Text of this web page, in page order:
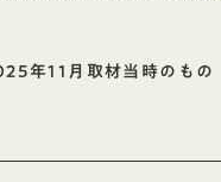
年11月取材当時のもの